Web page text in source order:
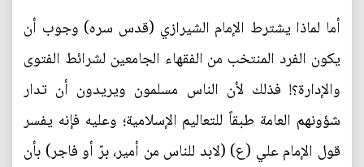
أما لماذا يشترط الإمام الشيرازي (قدس سره) وجوب أن
يكون الفرد المنتخب من الفقهاء الجامعين لشرائط الفتوى
والإدارة؟! فذلك لأن الناس مسلمون ويريدون أن تدار
شؤونهم العامة طبقاً للتعاليم الإسلامية؛ وعليه فإنه يفسر
قول الإمام علي (ع) (لابد للناس من أمير، برّ أو فاجر) بأن